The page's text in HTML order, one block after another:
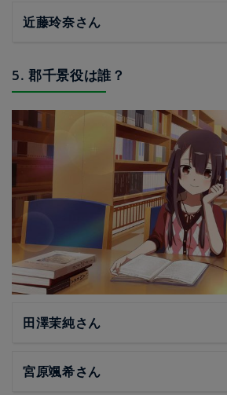
近藤玲奈さん
5. 郡千景役は誰？
田澤茉純さん
宮原颯希さん